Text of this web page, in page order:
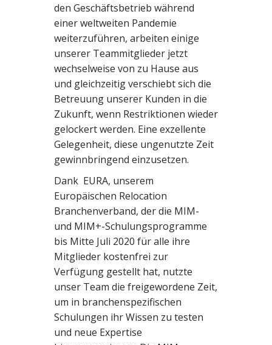
den Geschäftsbetrieb während
einer weltweiten Pandemie
weiterzuführen, arbeiten einige
unserer Teammitglieder jetzt
wechselweise von zu Hause aus
und gleichzeitig verschiebt sich die
Betreuung unserer Kunden in die
Zukunft, wenn Restriktionen wieder
gelockert werden. Eine exzellente
Gelegenheit, diese ungenutzte Zeit
gewinnbringend einzusetzen.
Dank EURA, unserem
Europäischen Relocation
Branchenverband, der die MIM-
und MIM+-Schulungsprogramme
bis Mitte Juli 2020 für alle ihre
Mitglieder kostenfrei zur
Verfügung gestellt hat, nutzte
unser Team die freigewordene Zeit,
um in branchenspezifischen
Schulungen ihr Wissen zu testen
und neue Expertise